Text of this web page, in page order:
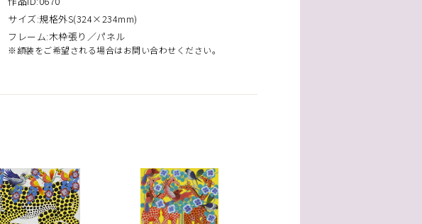
サイズ:規格外S(324×234mm)
フレーム:木枠張り／パネル
※額装をご希望される場合はお問い合わせください。